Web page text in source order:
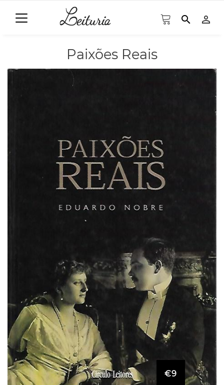
search person_outline
Paixões Reais
€9